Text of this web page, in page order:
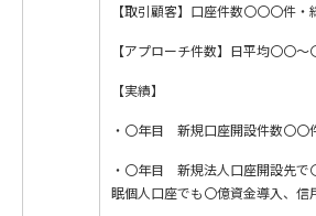
【取引顧客】口座件数〇〇〇件
【アプローチ件数】日平均〇〇～
【実績】
・〇年目 新規口座開設件数〇〇
・〇年目 新規法人口座開設先で
眠個人口座でも〇億資金導入、信